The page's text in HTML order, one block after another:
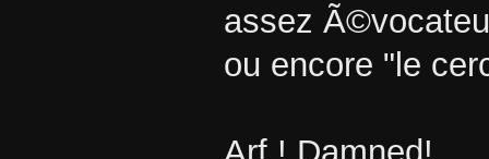
assez
ou encore "le